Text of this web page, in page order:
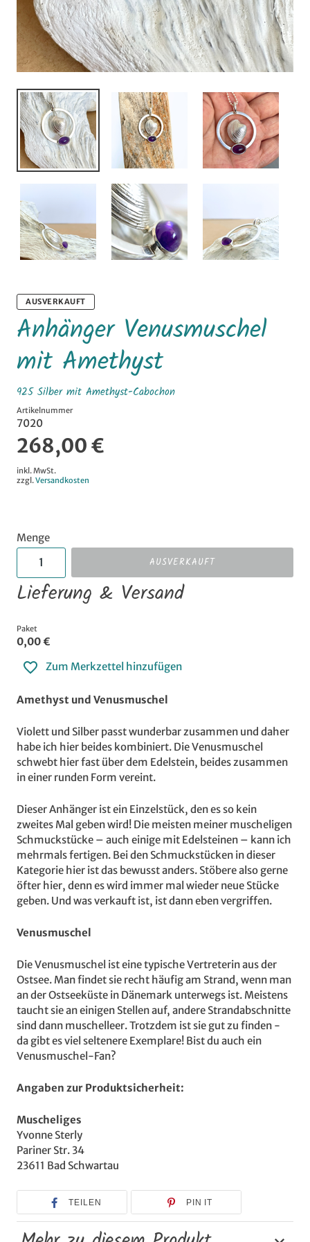
AUSVERKAUFT
Anhänger Venusmuschel
mit Amethyst
925 Silber mit Amethyst-Cabochon
Artikelnummer
7020
268,00 €
inkl. MwSt.
zzgl.Versandkosten
Menge
AUSVERKAUFT
Lieferung & Versand
Paket
0,00 €
Zum Merkzettel hinzufügen
Amethyst und Venusmuschel
Violett und Silber passt wunderbar zusammen und daher
habe ich hier beides kombiniert. Die Venusmuschel
schwebt hier fast über dem Edelstein, beides zusammen
in einer runden Form vereint.
Dieser Anhänger ist ein Einzelstück, den es so kein
zweites Mal geben wird! Die meisten meiner muscheligen
Schmuckstücke – auch einige mit Edelsteinen – kann ich
mehrmals fertigen. Bei den Schmuckstücken in dieser
Kategorie hier ist das bewusst anders. Stöbere also gerne
öfter hier, denn es wird immer mal wieder neue Stücke
geben. Und was verkauft ist, ist dann eben vergriffen.
Venusmuschel
Die Venusmuschel ist eine typische Vertreterin aus der
Ostsee. Man findet sie recht häufig am Strand, wenn man
an der Ostseeküste in Dänemark unterwegs ist. Meistens
taucht sie an einigen Stellen auf, andere Strandabschnitte
sind dann muschelleer. Trotzdem ist sie gut zu finden -
da gibt es viel seltenere Exemplare! Bist du auch ein
Venusmuschel-Fan?
Angaben zur Produktsicherheit:
Muscheliges
Yvonne Sterly
Pariner Str. 34
23611 Bad Schwartau
TEILEN PIN IT